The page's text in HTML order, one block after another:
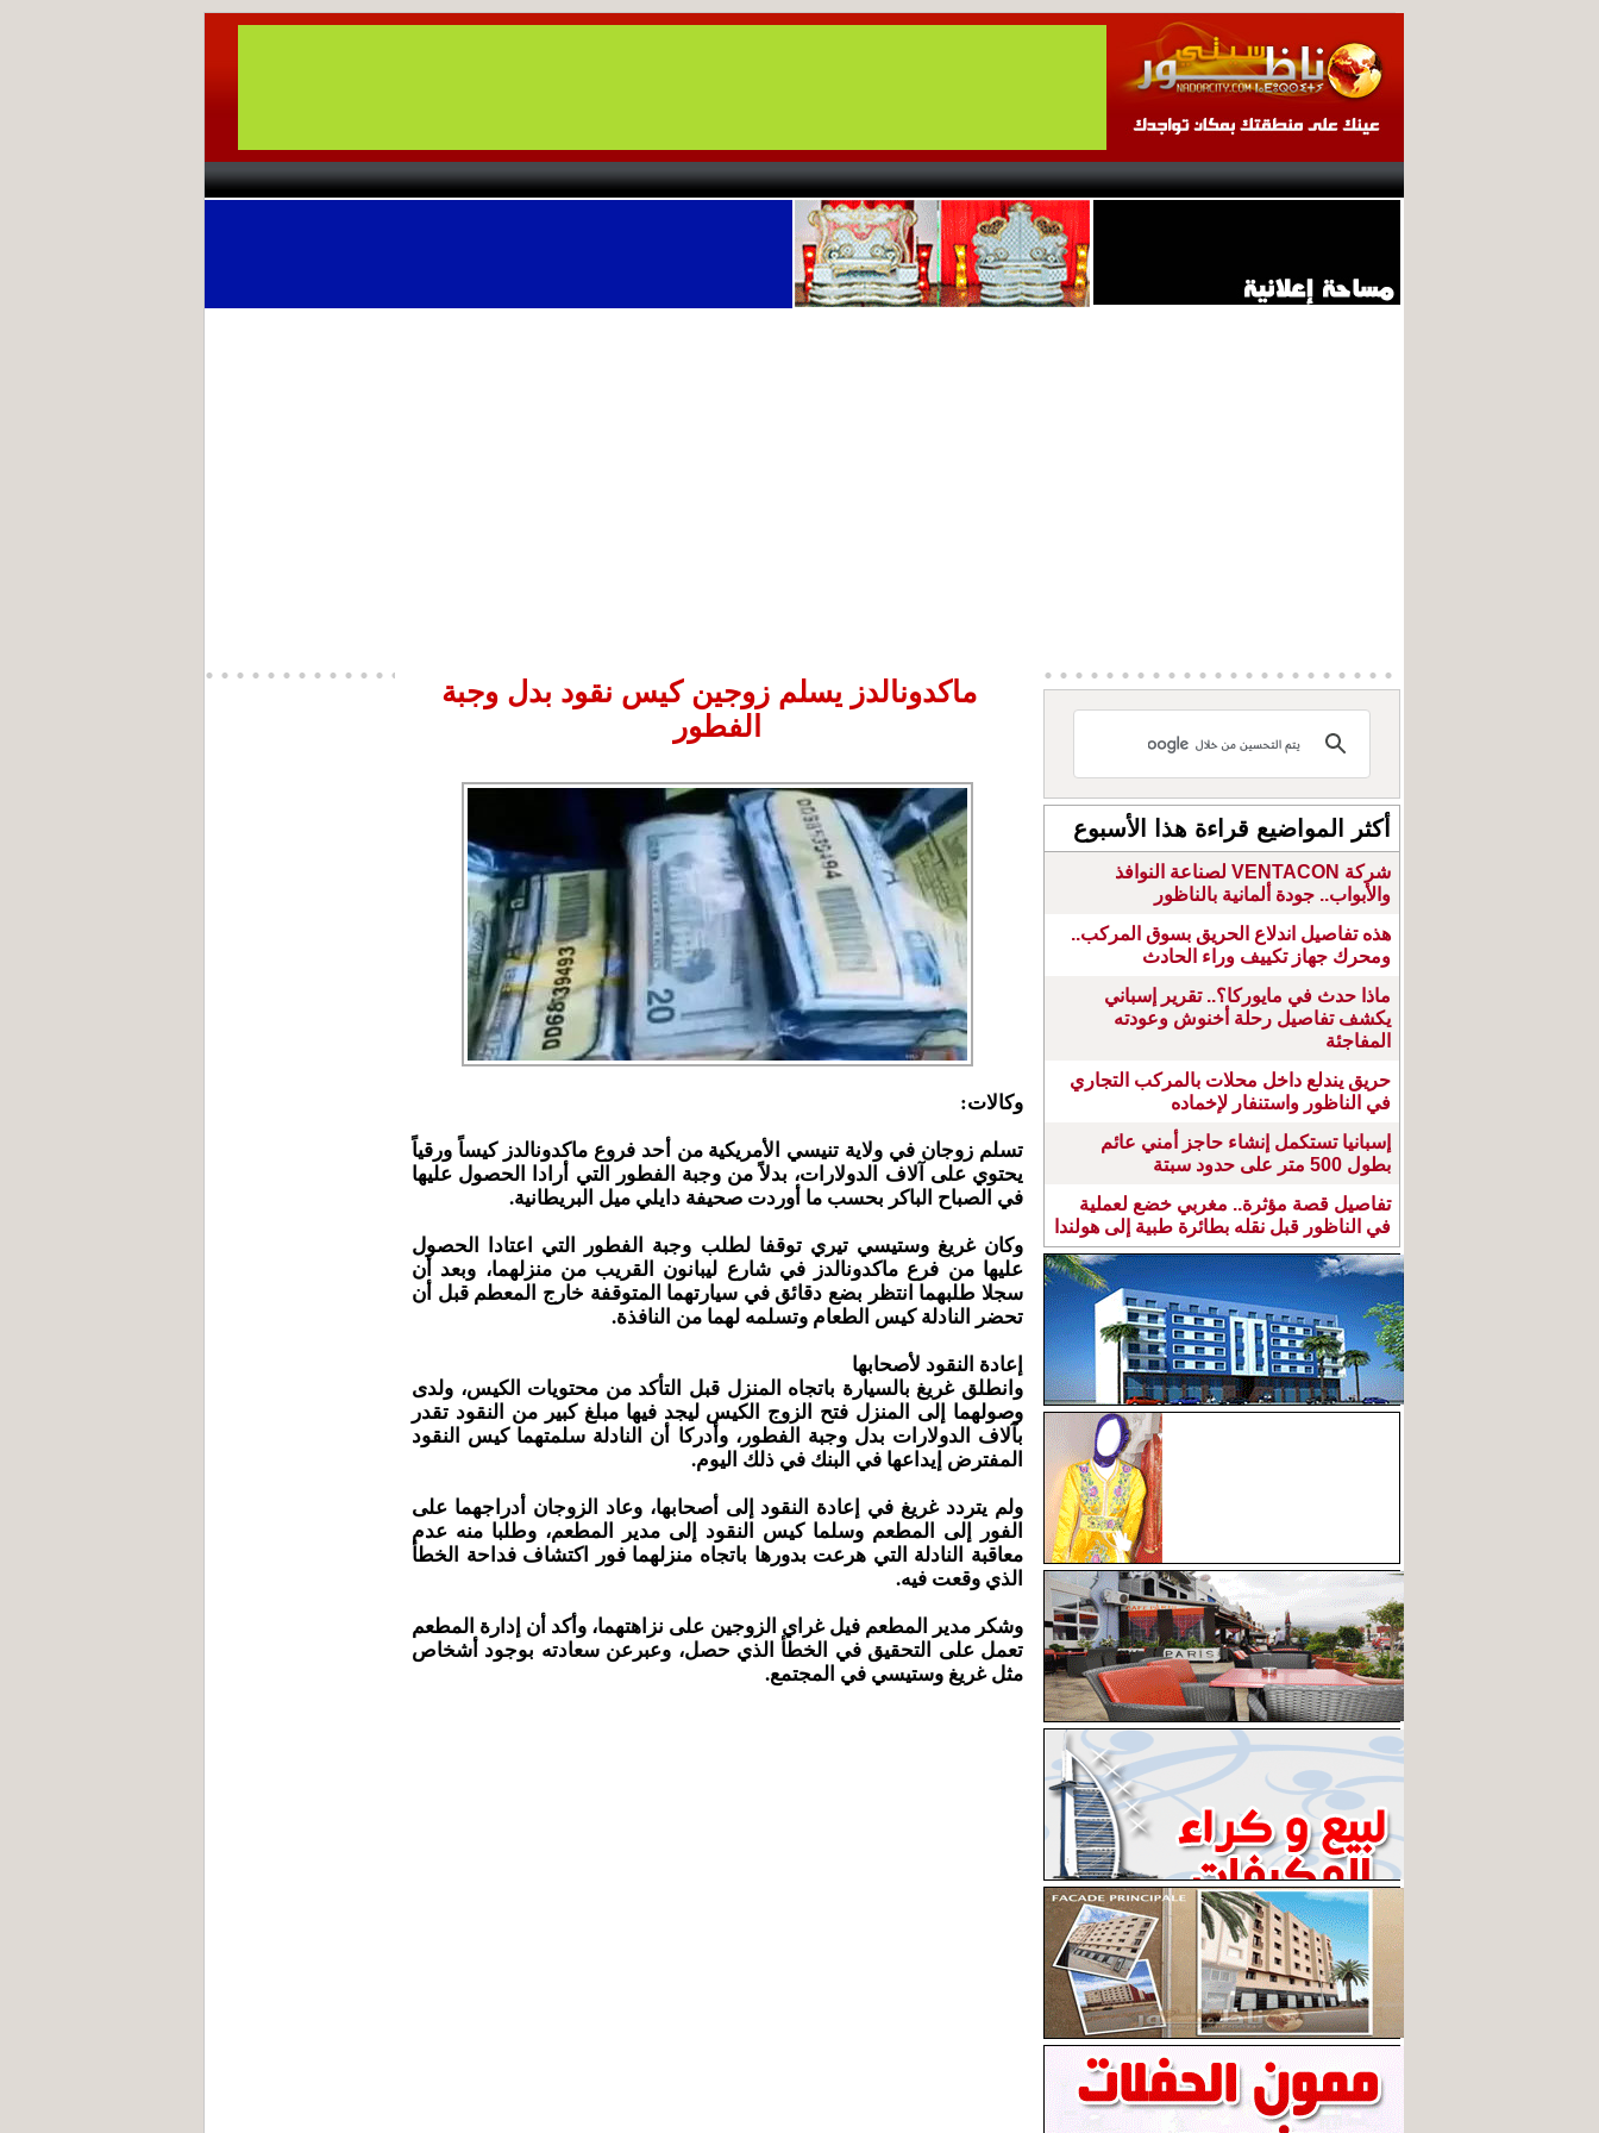
ماكدونالدز يسلم زوجين كيس نقود بدل وجبة
الفطور
وكالات:
تسلم زوجان في ولاية تنيسي الأمريكية من أحد فروع ماكدونالدز كيساً ورقياً
يحتوي على آلاف الدولارات، بدلاً من وجبة الفطور التي أرادا الحصول عليها
في الصباح الباكر بحسب ما أوردت صحيفة دايلي ميل البريطانية.
وكان غريغ وستيسي تيري توقفا لطلب وجبة الفطور التي اعتادا الحصول
عليها من فرع ماكدونالدز في شارع ليبانون القريب من منزلهما، وبعد أن
سجلا طلبهما انتظر بضع دقائق في سيارتهما المتوقفة خارج المعطم قبل أن
تحضر النادلة كيس الطعام وتسلمه لهما من النافذة.
إعادة النقود لأصحابها
وانطلق غريغ بالسيارة باتجاه المنزل قبل التأكد من محتويات الكيس، ولدى
وصولهما إلى المنزل فتح الزوج الكيس ليجد فيها مبلغ كبير من النقود تقدر
بآلاف الدولارات بدل وجبة الفطور، وأدركا أن النادلة سلمتهما كيس النقود
المفترض إيداعها في البنك في ذلك اليوم.
ولم يتردد غريغ في إعادة النقود إلى أصحابها، وعاد الزوجان أدراجهما على
الفور إلى المطعم وسلما كيس النقود إلى مدير المطعم، وطلبا منه عدم
معاقبة النادلة التي هرعت بدورها باتجاه منزلهما فور اكتشاف فداحة الخطأ
الذي وقعت فيه.
وشكر مدير المطعم فيل غراي الزوجين على نزاهتهما، وأكد أن إدارة المطعم
تعمل على التحقيق في الخطأ الذي حصل، وعبرعن سعادته بوجود أشخاص
مثل غريغ وستيسي في المجتمع.
أكثر المواضيع قراءة هذا الأسبوع
شركة VENTACON لصناعة النوافذ
والأبواب.. جودة ألمانية بالناظور
هذه تفاصيل اندلاع الحريق بسوق المركب..
ومحرك جهاز تكييف وراء الحادث
ماذا حدث في مايوركا؟.. تقرير إسباني
يكشف تفاصيل رحلة أخنوش وعودته
المفاجئة
حريق يندلع داخل محلات بالمركب التجاري
في الناظور واستنفار لإخماده
إسبانيا تستكمل إنشاء حاجز أمني عائم
بطول 500 متر على حدود سبتة
تفاصيل قصة مؤثرة.. مغربي خضع لعملية
في الناظور قبل نقله بطائرة طبية إلى هولندا